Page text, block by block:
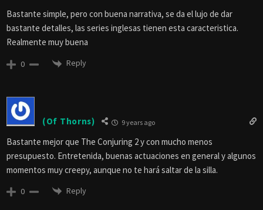
Bastante simple, pero con buena narrativa, se da el lujo de dar
bastante detalles, las series inglesas tienen esta caracteristica.
Realmente muy buena
0 Reply
(Of Thorns) 9 years ago
Bastante mejor que The Conjuring 2 y con mucho menos
presupuesto. Entretenida, buenas actuaciones en general y algunos
momentos muy creepy, aunque no te hará saltar de la silla.
0 Reply